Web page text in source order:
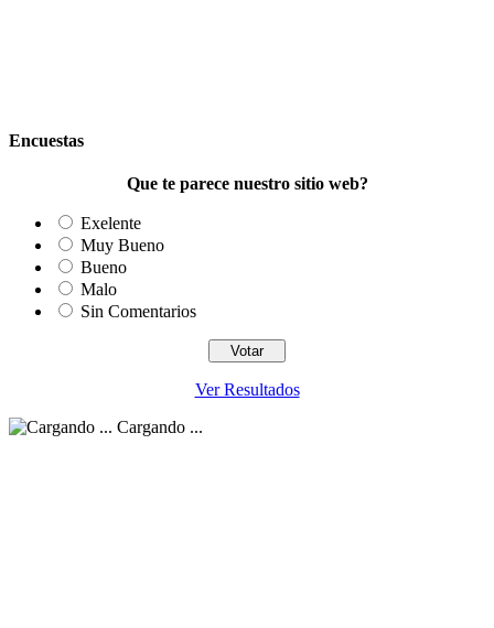
Encuestas
Que te parece nuestro sitio web?
Exelente
Muy Bueno
Bueno
Malo
Sin Comentarios
Ver Resultados
Cargando ...